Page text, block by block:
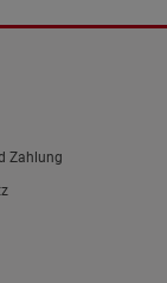
Zahlung